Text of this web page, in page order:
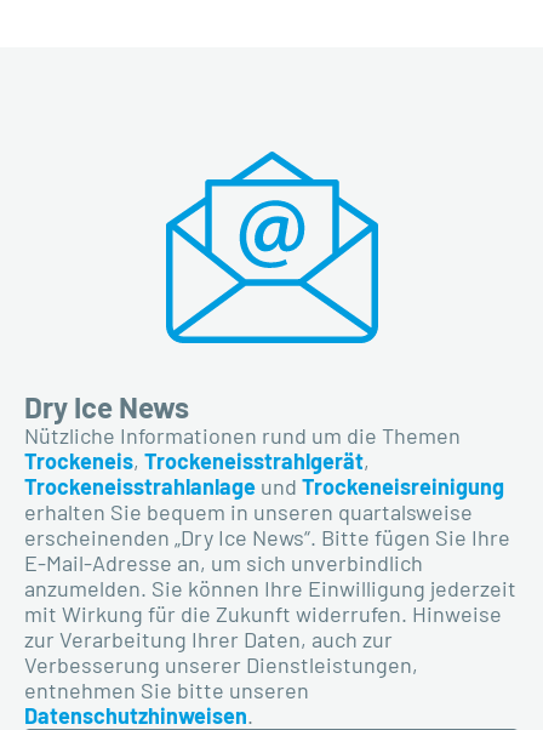
Dry Ice News
Nützliche Informationen rund um die Themen
Trockeneis, Trockeneisstrahlgerät,
Trockeneisstrahlanlage und Trockeneisreinigung
erhalten Sie bequem in unseren quartalsweise
erscheinenden „Dry Ice News“. Bitte fügen Sie Ihre
E-Mail-Adresse an, um sich unverbindlich
anzumelden. Sie können Ihre Einwilligung jederzeit
mit Wirkung für die Zukunft widerrufen. Hinweise
zur Verarbeitung Ihrer Daten, auch zur
Verbesserung unserer Dienstleistungen,
entnehmen Sie bitte unseren
Datenschutzhinweisen.